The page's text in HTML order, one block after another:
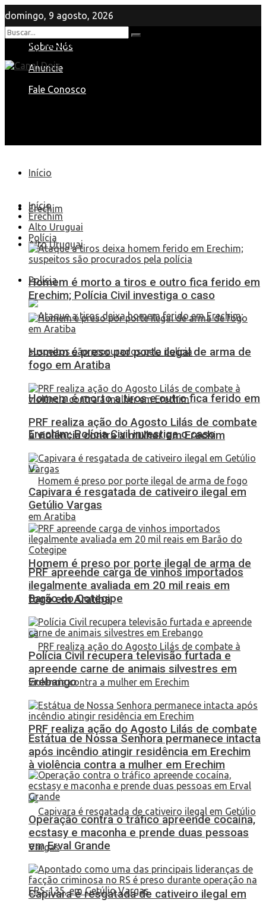
domingo, 9 agosto, 2026
Sobre Nós
Anuncie
Fale Conosco
Nenhum Resultado
View All Result
Início
Erechim
Alto Uruguai
Polícia
Homem é morto a tiros e outro fica ferido em
Erechim; Polícia Civil investiga o caso
Homem é preso por porte ilegal de arma de
fogo em Aratiba
PRF realiza ação do Agosto Lilás de combate
à violência contra a mulher em Erechim
Capivara é resgatada de cativeiro ilegal em
Início
Erechim
Alto Uruguai
Polícia
Homem é morto a tiros e outro fica ferido em
Erechim; Polícia Civil investiga o caso
Homem é preso por porte ilegal de arma de
fogo em Aratiba
PRF realiza ação do Agosto Lilás de combate
à violência contra a mulher em Erechim
Capivara é resgatada de cativeiro ilegal em
Getúlio Vargas
PRF apreende carga de vinhos importados
ilegalmente avaliada em 20 mil reais em
Barão do Cotegipe
Polícia Civil recupera televisão furtada e
apreende carne de animais silvestres em
Erebango
Estátua de Nossa Senhora permanece intacta
após incêndio atingir residência em Erechim
Operação contra o tráfico apreende cocaína,
ecstasy e maconha e prende duas pessoas
em Erval Grande